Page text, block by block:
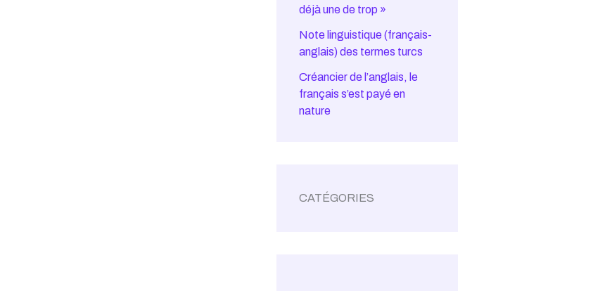
déjà une de trop »
Note linguistique (français-
anglais) des termes turcs
Créancier de l’anglais, le
français s’est payé en
nature
CATÉGORIES